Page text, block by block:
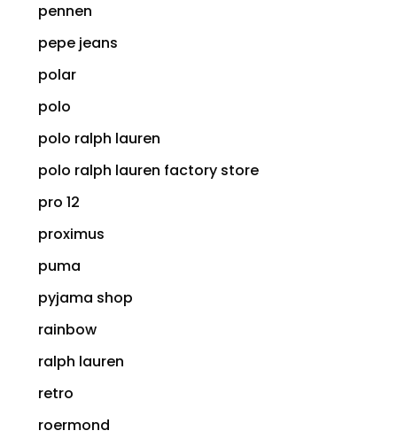
pennen
pepe jeans
polar
polo
polo ralph lauren
polo ralph lauren factory store
pro 12
proximus
puma
pyjama shop
rainbow
ralph lauren
retro
roermond